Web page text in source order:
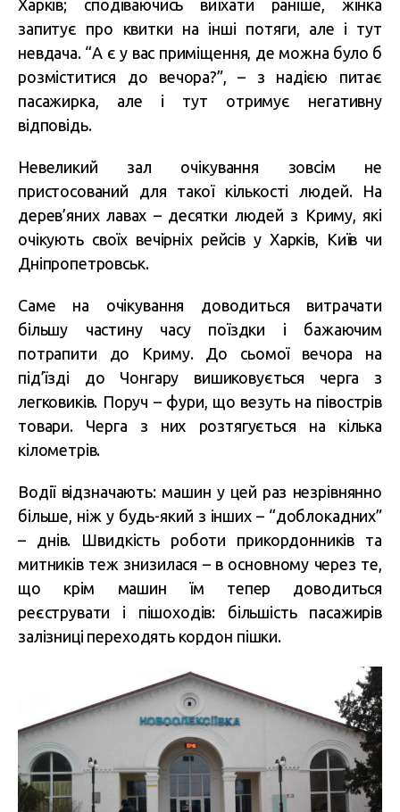
Харків; сподіваючись виїхати раніше, жінка
запитує про квитки на інші потяги, але і тут
невдача. “А є у вас приміщення, де можна було б
розміститися до вечора?”, – з надією питає
пасажирка, але і тут отримує негативну
відповідь.
Невеликий зал очікування зовсім не
пристосований для такої кількості людей. На
дерев’яних лавах – десятки людей з Криму, які
очікують своїх вечірніх рейсів у Харків, Київ чи
Дніпропетровськ.
Саме на очікування доводиться витрачати
більшу частину часу поїздки і бажаючим
потрапити до Криму. До сьомої вечора на
під’їзді до Чонгару вишиковується черга з
легковиків. Поруч – фури, що везуть на півострів
товари. Черга з них розтягується на кілька
кілометрів.
Водії відзначають: машин у цей раз незрівнянно
більше, ніж у будь-який з інших – “доблокадних”
– днів. Швидкість роботи прикордонників та
митників теж знизилася – в основному через те,
що крім машин їм тепер доводиться
реєструвати і пішоходів: більшість пасажирів
залізниці переходять кордон пішки.